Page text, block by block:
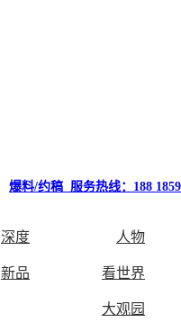
爆料/约稿 服务热线：188
深度 人物
新品 看世界
大观园